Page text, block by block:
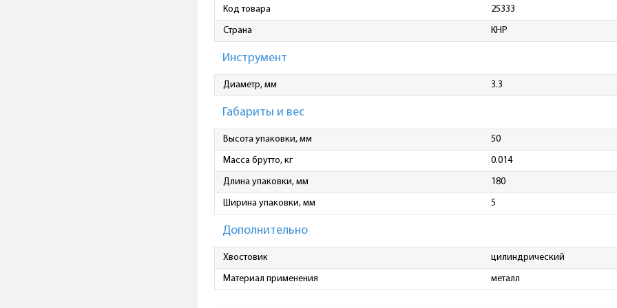
Код товара 25333
Страна КНР
Инструмент
Диаметр, мм 3.3
Габариты и вес
Высота упаковки, мм 50
Масса брутто, кг 0.014
Длина упаковки, мм 180
Ширина упаковки, мм 5
Дополнительно
Хвостовик цилиндрический
Материал применения металл